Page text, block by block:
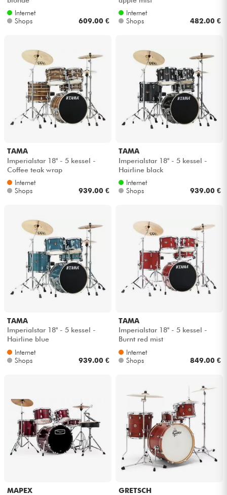
Internet
Shops
609.00 €
Internet
Shops
482.00 €
TAMA
Imperialstar 18'' - 5 kessel -
Coffee teak wrap
Internet
Shops
939.00 €
TAMA
Imperialstar 18'' - 5 kessel -
Hairline black
Internet
Shops
939.00 €
TAMA
Imperialstar 18'' - 5 kessel -
Hairline blue
Internet
Shops
939.00 €
TAMA
Imperialstar 18'' - 5 kessel -
Burnt red mist
Internet
Shops
849.00 €
MAPEX
GRETSCH